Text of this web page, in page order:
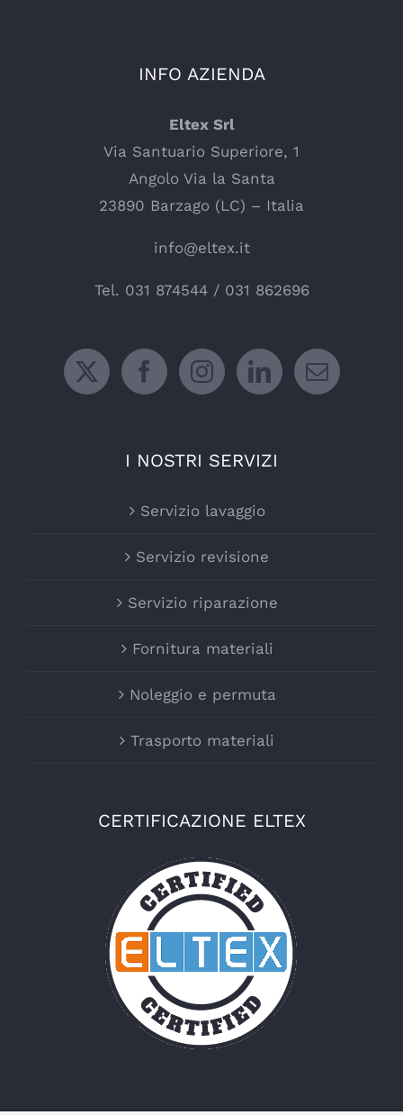
INFO AZIENDA
Eltex Srl
Via Santuario Superiore, 1
Angolo Via la Santa
23890 Barzago (LC) – Italia
info@eltex.it
Tel. 031 874544/ 031 862696
I NOSTRI SERVIZI
Servizio lavaggio
Servizio revisione
Servizio riparazione
Fornitura materiali
Noleggio e permuta
Trasporto materiali
CERTIFICAZIONE ELTEX